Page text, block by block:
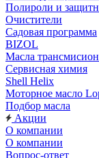
Полироли и
Очистители
Садовая программа
BIZOL
Масла
Сервисная химия
Shell Helix
Моторное масло
Подбор масла
Акции
О компании
О компании
Вопрос-ответ